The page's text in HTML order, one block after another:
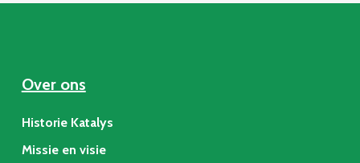
Over ons
Historie Katalys
Missie en visie